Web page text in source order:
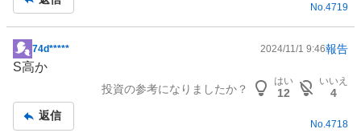
No.4719
掲
示
事
74d***** 2024/11/1 9:46報告
S高か
投資の参考になりましたか？
はい
12
いいえ
4
返信
No. 4718